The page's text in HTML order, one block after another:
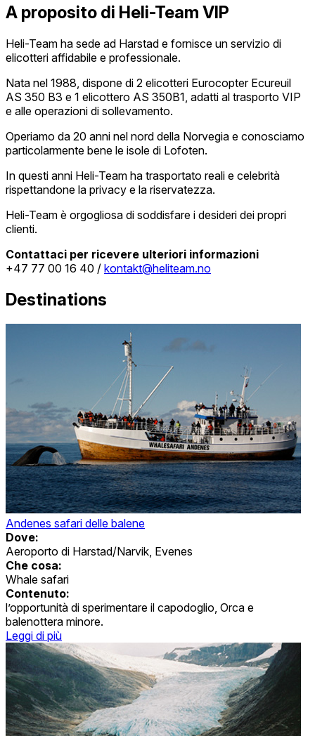
A proposito di Heli-Team VIP
Heli-Team ha sede ad Harstad e fornisce un servizio di
elicotteri affidabile e professionale.
Nata nel 1988, dispone di 2 elicotteri Eurocopter Ecureuil
AS 350 B3 e 1 elicottero AS 350B1, adatti al trasporto VIP
e alle operazioni di sollevamento.
Operiamo da 20 anni nel nord della Norvegia e conosciamo
particolarmente bene le isole di Lofoten.
In questi anni Heli-Team ha trasportato reali e celebrità
rispettandone la privacy e la riservatezza.
Heli-Team è orgogliosa di soddisfare i desideri dei propri
clienti.
Contattaci per ricevere ulteriori informazioni
+47 77 00 16 40 / kontakt@heliteam.no
Destinations
Andenes safari delle balene
Dove:
Aeroporto di Harstad/Narvik, Evenes
Che cosa:
Whale safari
Contenuto:
l’opportunità di sperimentare il capodoglio, Orca e
balenottera minore.
Leggi di più